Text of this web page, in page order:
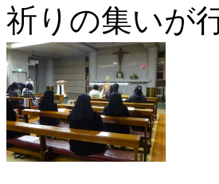
祈りの集いが